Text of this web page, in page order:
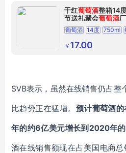
干红葡萄酒整箱14
节送礼聚会葡萄酒
葡萄酒 14度 750ml
￥ 17.00
SVB表示 ， 虽然在线销售仍占整
比趋势正在猛增。 预计葡萄酒
年的约6亿美元增长到2020年的
酒在线销售额现在占美国电商